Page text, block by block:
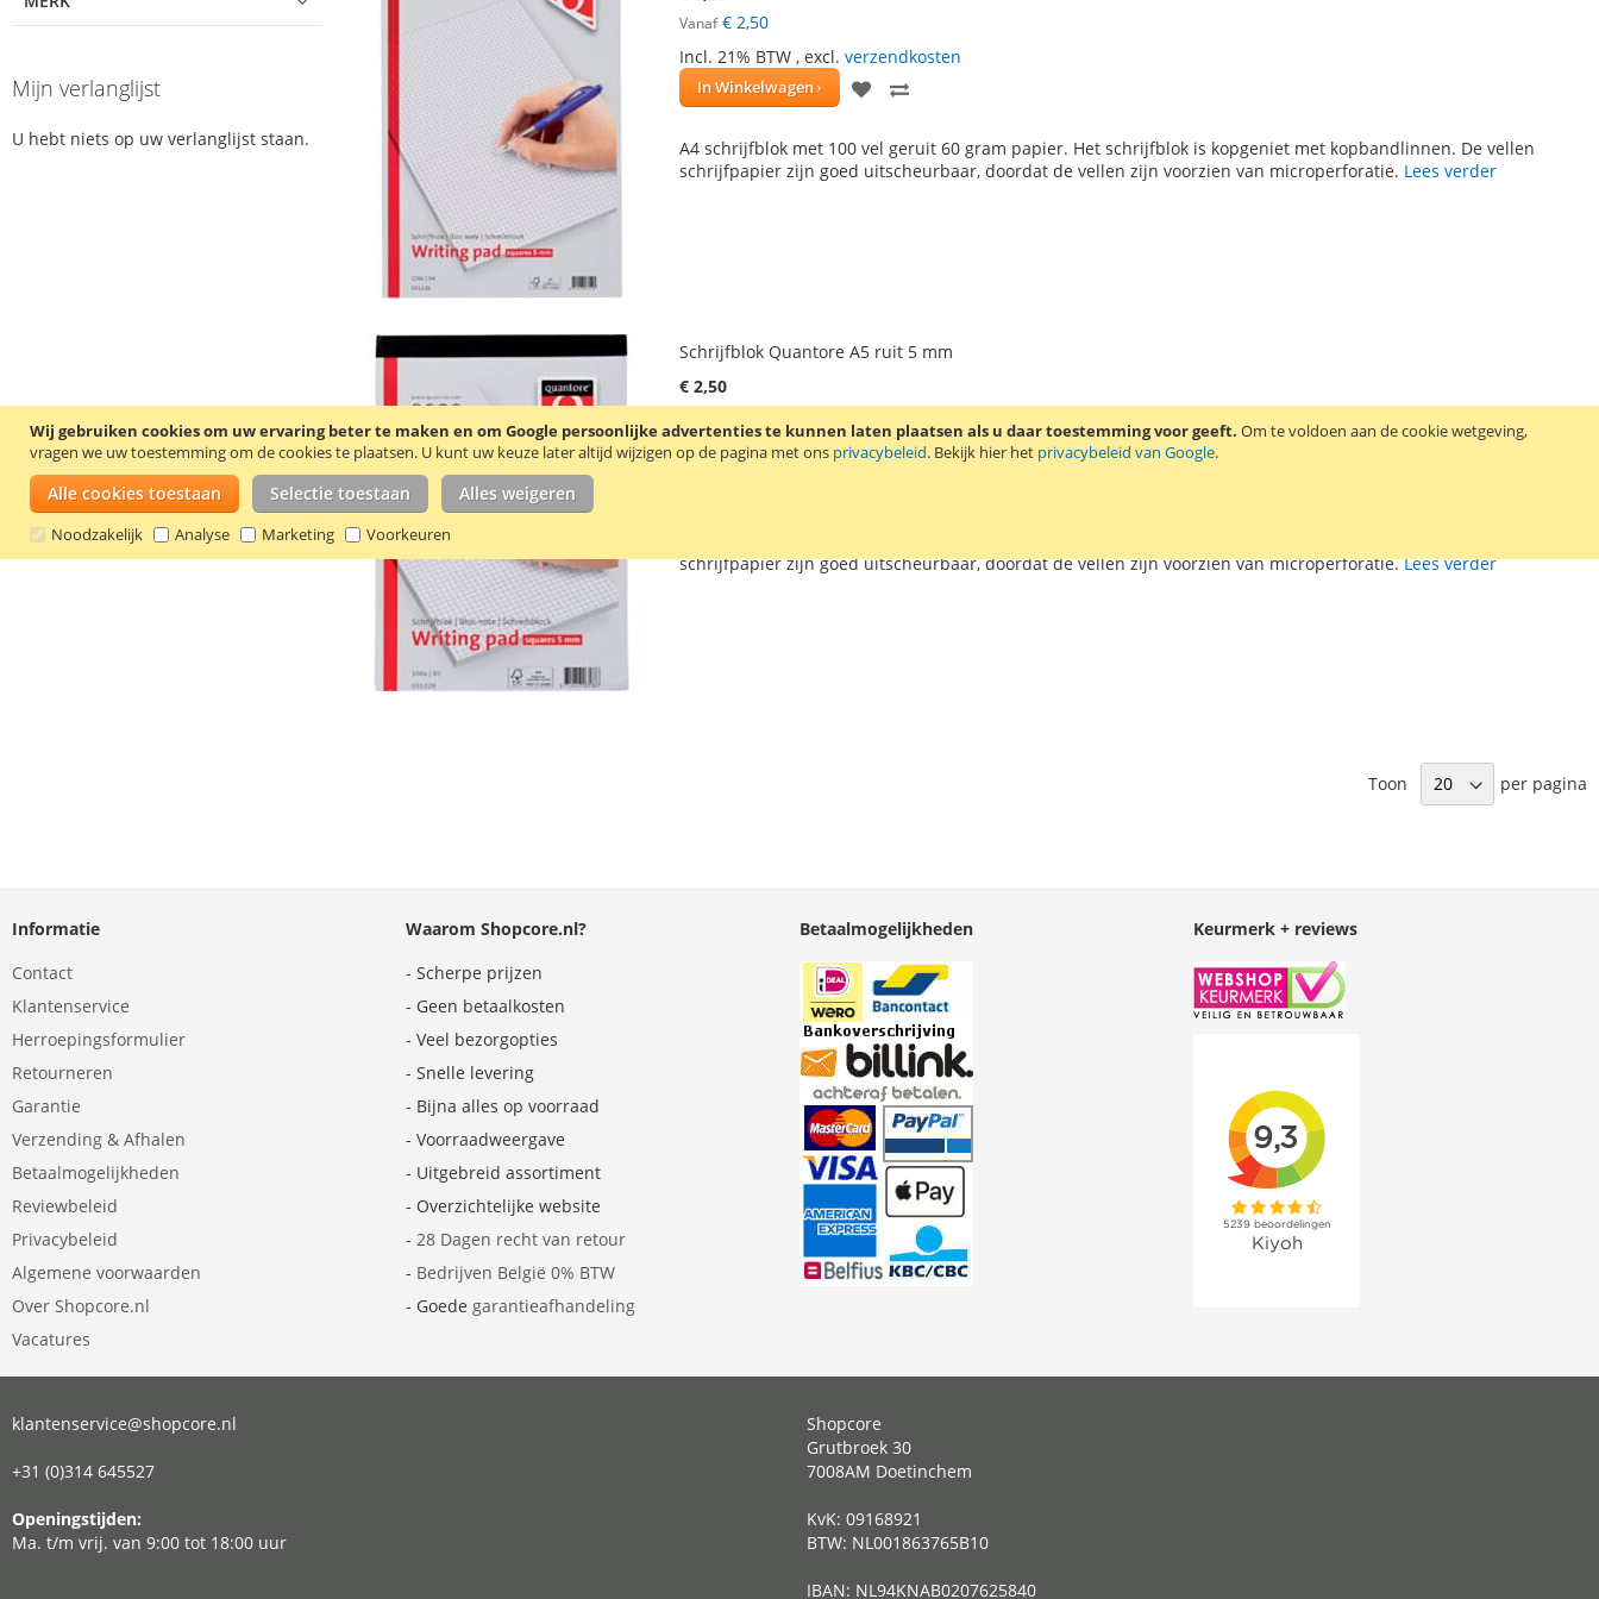
Wij gebruiken cookies om uw ervaring beter te maken en om Google persoonlijke advertenties te kunnen laten plaatsen als u daar toestemming voor geeft. Om te voldoen aan de cookie wetgeving,
vragen we uw toestemming om de cookies te plaatsen. U kunt uw keuze later altijd wijzigen op de pagina met ons privacybeleid. Bekijk hier het privacybeleid van Google.
Alle cookies toestaan Selectie toestaan Alles weigeren
Noodzakelijk Analyse Marketing Voorkeuren
Vanaf € 2,50
Incl. 21% BTW , excl. verzendkosten
In Winkelwagen
VOEG
AANTE
A4 schrijfblok met 100 vel geruit 60 gram papier. Het schrijfblok is kopgeniet met kopbandlinnen. De vellen
schrijfpapier zijn goed uitscheurbaar, doordat de vellen zijn voorzien van microperforatie. Lees verder
Schrijfblok Quantore A5 ruit 5 mm
€ 2,50
Incl. 21% BTW, excl.verzendkosten
AANTE
schrijfpapier zijn goed uitscheurbaar, doordat de vellen zijn voorzien van microperforatie.Lees verder
Toon per pagina
Mijn verlanglijst
U hebt niets op uw verlanglijst staan.
Informatie
Contact
Klantenservice
Herroepingsformulier
Retourneren
Garantie
Verzending & Afhalen
Betaalmogelijkheden
Reviewbeleid
Privacybeleid
Algemene voorwaarden
Over Shopcore.nl
Vacatures
Waarom Shopcore.nl?
- Scherpe prijzen
- Geen betaalkosten
- Veel bezorgopties
- Snelle levering
- Bijna alles op voorraad
- Voorraadweergave
- Uitgebreid assortiment
- Overzichtelijke website
- 28 Dagen recht van retour
- Bedrijven België 0% BTW
- Goede garantieafhandeling
Betaalmogelijkheden Keurmerk + reviews
klantenservice@shopcore.nl
+31 (0)314 645527
Openingstijden:
Ma. t/m vrij. van 9:00 tot 18:00 uur
Shopcore
Grutbroek 30
7008AM Doetinchem
KvK: 09168921
BTW: NL001863765B10
IBAN: NL94KNAB0207625840